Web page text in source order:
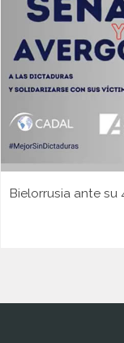
Bielorrusia ante su